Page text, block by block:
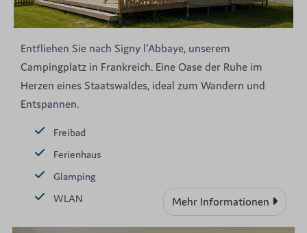
Entfliehen Sie nach Signy l'Abbaye, unserem
Campingplatz in Frankreich. Eine Oase der Ruhe im
Herzen eines Staatswaldes, ideal zum Wandern und
Entspannen.
Freibad
Ferienhaus
Glamping
WLAN
Mehr Informationen